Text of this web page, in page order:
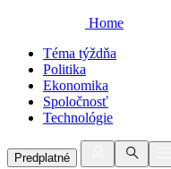
Home
Téma týždňa
Politika
Ekonomika
Spoločnosť
Technológie
Predplatné